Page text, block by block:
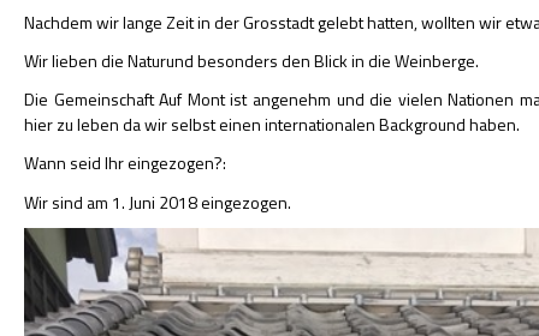
Nachdem wir lange Zeit in der Grosstadt gelebt hatten, wollten wir
Wir lieben die Naturund besonders den Blick in die Weinberge.
Die Gemeinschaft Auf Mont ist angenehm und die vielen Nationen
hier zu leben da wir selbst einen internationalen Background haben.
Wann seid Ihr eingezogen?:
Wir sind am 1. Juni 2018 eingezogen.